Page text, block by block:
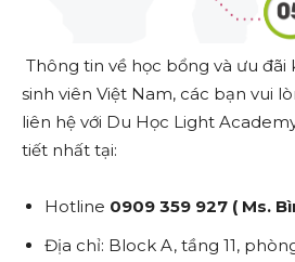
Thông tin về học bổng và ưu
sinh viên Việt Nam, các bạn vui
liên hệ với Du Học Light
tiết nhất tại:
Hotline 0909 359 927 ( Ms.
Địa chỉ: Block A, tầng 11,